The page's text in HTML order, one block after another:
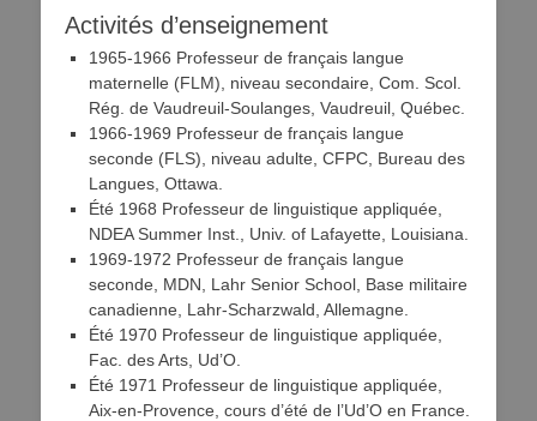
Activités d’enseignement
1965-1966 Professeur de français langue
maternelle (FLM), niveau secondaire, Com. Scol.
Rég. de Vaudreuil-Soulanges, Vaudreuil, Québec.
1966-1969 Professeur de français langue
seconde (FLS), niveau adulte, CFPC, Bureau des
Langues, Ottawa.
Été 1968 Professeur de linguistique appliquée,
NDEA Summer Inst., Univ. of Lafayette, Louisiana.
1969-1972 Professeur de français langue
seconde, MDN, Lahr Senior School, Base militaire
canadienne, Lahr-Scharzwald, Allemagne.
Été 1970 Professeur de linguistique appliquée,
Fac. des Arts, Ud’O.
Été 1971 Professeur de linguistique appliquée,
Aix-en-Provence, cours d’été de l’Ud’O en France.